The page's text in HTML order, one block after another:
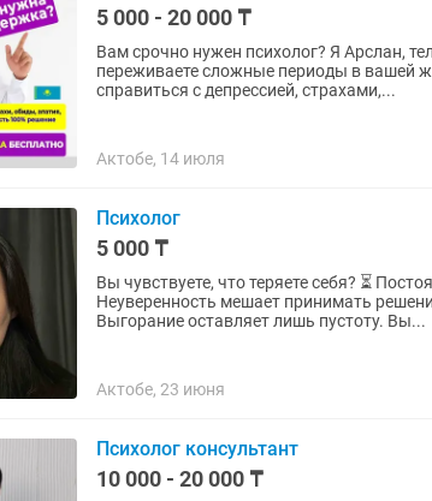
5 000 - 20 000 ₸
Вам срочно нужен психолог? Я Арслан,
переживаете сложные периоды в вашей
справиться с депрессией, страхами,...
Актобе, 14 июля
Психолог
5 000 ₸
Вы чувствуете, что теряете себя? ⏳
Неуверенность мешает принимать
Выгорание оставляет лишь пустоту. Вы...
Актобе, 23 июня
Психолог консультант
10 000 - 20 000 ₸